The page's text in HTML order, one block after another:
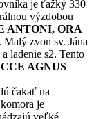
je ťažký 330
výzdobou
ANTONI, ORA
. Malý zvon sv. Jána
ladenie s2. Tento
AGNUS
čakať na
je
veľké